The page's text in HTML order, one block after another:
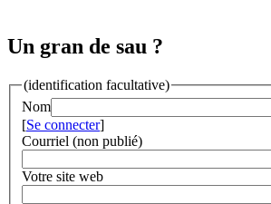
Un gran de sau ?
(identification facultative)
Nom
[Se connecter]
Courriel (non publié)
Votre site web